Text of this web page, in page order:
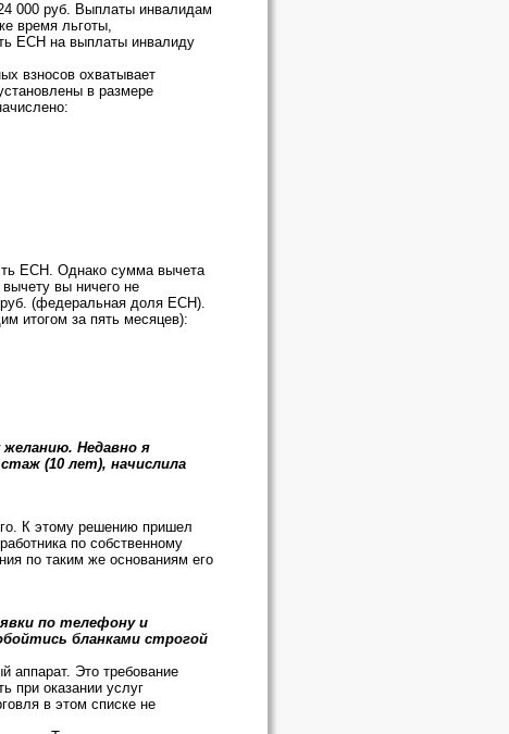
000 руб. Выплаты инвалидам
время льготы,
ЕСН на выплаты инвалиду
взносов охватывает
в размере
ЕСН. Однако сумма вычета
вы ничего не
(федеральная доля ЕСН).
итогом за пять месяцев):
Недавно я
(10 лет), начислила
К этому решению пришел
по собственному
по таким же основаниям его
по телефону и
бланками строгой
аппарат. Это требование
при оказании услуг
в этом списке не